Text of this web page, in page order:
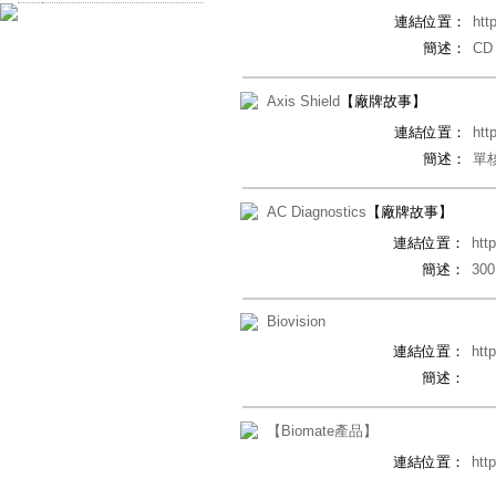
連結位置：
簡述：
Axis Shield 【廠牌故事】
連結位置：
簡述：
單
AC Diagnostics 【廠牌故事】
連結位置：
簡述：
Biovision
連結位置：
簡述：
【Biomate產品】
連結位置：